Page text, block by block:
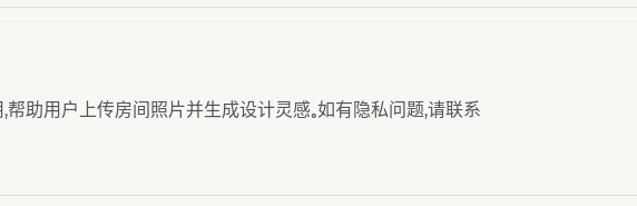
助用户上传房间照片并生成设计灵感。如有隐私问题，请联系